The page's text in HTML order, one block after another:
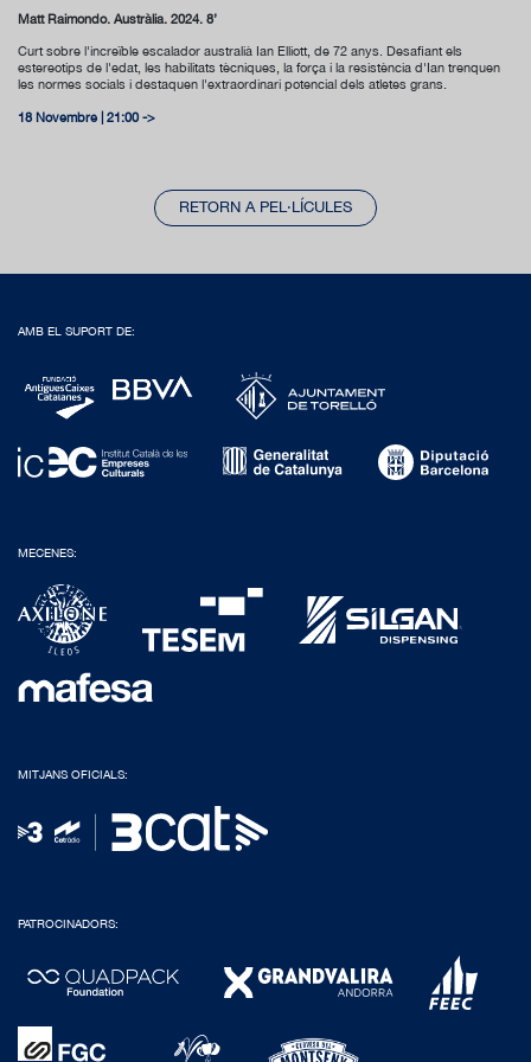
Matt Raimondo. Austràlia. 2024. 8’
Curt sobre l'increïble escalador australià Ian Elliott, de 72 anys. Desafiant els
estereotips de l'edat, les habilitats tècniques, la força i la resistència d'Ian trenquen
les normes socials i destaquen l'extraordinari potencial dels atletes grans.
18 Novembre | 21:00 ->
RETORN A PEL·LÍCULES
AMB EL SUPORT DE:
MECENES:
MITJANS OFICIALS:
PATROCINADORS: